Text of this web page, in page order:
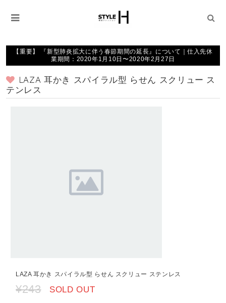
【重要】 『新型肺炎拡大に伴う春節期間の延長』について｜仕入先休
業期間：2020年1月10日〜2020年2月27日
LAZA 耳かき スパイラル型 らせん スクリュー ス
テンレス
LAZA 耳かき スパイラル型 らせん スクリュー ステンレス
¥243 SOLD OUT